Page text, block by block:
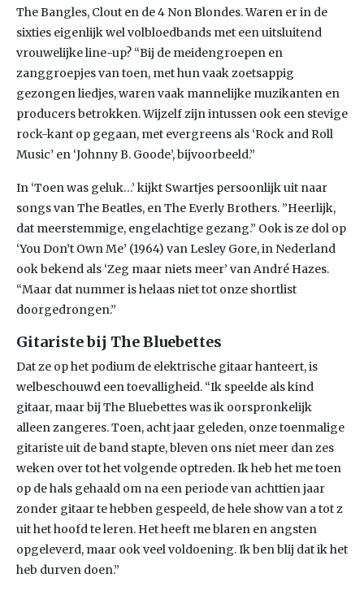
The Bangles, Clout en de 4 Non Blondes. Waren er in de
sixties eigenlijk wel volbloedbands met een uitsluitend
vrouwelijke line-up? “Bij de meidengroepen en
zanggroepjes van toen, met hun vaak zoetsappig
gezongen liedjes, waren vaak mannelijke muzikanten en
producers betrokken. Wijzelf zijn intussen ook een stevige
rock-kant op gegaan, met evergreens als ‘Rock and Roll
Music’ en ‘Johnny B. Goode’, bijvoorbeeld.”
In ‘Toen was geluk…’ kijkt Swartjes persoonlijk uit naar
songs van The Beatles, en The Everly Brothers. ”Heerlijk,
dat meerstemmige, engelachtige gezang.” Ook is ze dol op
‘You Don’t Own Me’ (1964) van Lesley Gore, in Nederland
ook bekend als ‘Zeg maar niets meer’ van André Hazes.
“Maar dat nummer is helaas niet tot onze shortlist
doorgedrongen.”
Gitariste bij The Bluebettes
Dat ze op het podium de elektrische gitaar hanteert, is
welbeschouwd een toevalligheid. “Ik speelde als kind
gitaar, maar bij The Bluebettes was ik oorspronkelijk
alleen zangeres. Toen, acht jaar geleden, onze toenmalige
gitariste uit de band stapte, bleven ons niet meer dan zes
weken over tot het volgende optreden. Ik heb het me toen
op de hals gehaald om na een periode van achttien jaar
zonder gitaar te hebben gespeeld, de hele show van a tot z
uit het hoofd te leren. Het heeft me blaren en angsten
opgeleverd, maar ook veel voldoening. Ik ben blij dat ik het
heb durven doen.”